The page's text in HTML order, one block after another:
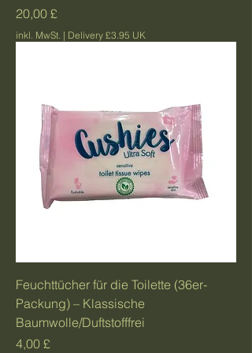
Preis
20,00 £
inkl. MwSt. | Delivery £3.95 UK
Feuchttücher für die Toilette (36er-
Packung) – Klassische
Baumwolle/Duftstofffrei
Preis
4,00 £